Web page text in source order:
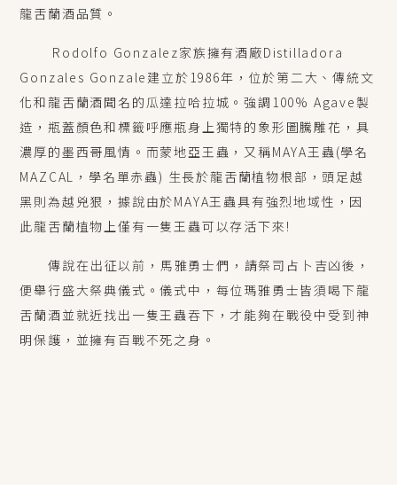
龍舌蘭酒品質。
Rodolfo Gonzalez家族擁有酒廠Distilladora
Gonzales Gonzale建立於1986年，位於第二大、傳統文
化和龍舌蘭酒聞名的瓜達拉哈拉城。強調100% Agave製
造，瓶蓋顏色和標籤呼應瓶身上獨特的象形圖騰雕花，具
濃厚的墨西哥風情。 而蒙地亞王蟲，又稱MAYA王蟲(學名
MAZCAL，學名單赤蟲) 生長於龍舌蘭植物根部，頭足越
黑則為越兇狠，據說由於MAYA王蟲具有強烈地域性，因
此龍舌蘭植物上僅有一隻王蟲可以存活下來!
傳說在出征以前，馬雅勇士們，請祭司占卜吉凶後，
便舉行盛大祭典儀式。儀式中，每位瑪雅勇士皆須喝下龍
舌蘭酒並就近找出一隻王蟲吞下，才能夠在戰役中受到神
明保護，並擁有百戰不死之身。